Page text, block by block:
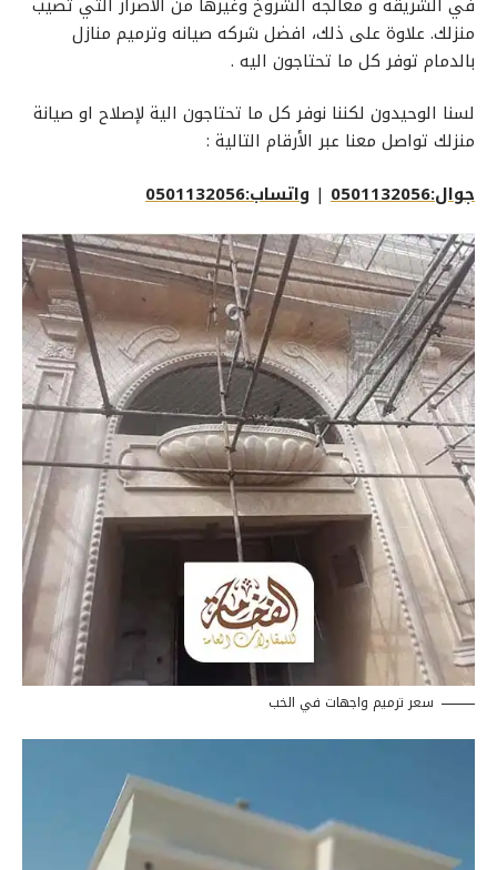
منزلك. علاوة على ذلك، افضل شركه صيانه وترميم منازل
بالدمام توفر كل ما تحتاجون اليه .
لسنا الوحيدون لكننا نوفر كل ما تحتاجون الية لإصلاح او صيانة
منزلك تواصل معنا عبر الأرقام التالية :
جوال:0501132056
| واتساب:0501132056
سعر ترميم واجهات في الخب